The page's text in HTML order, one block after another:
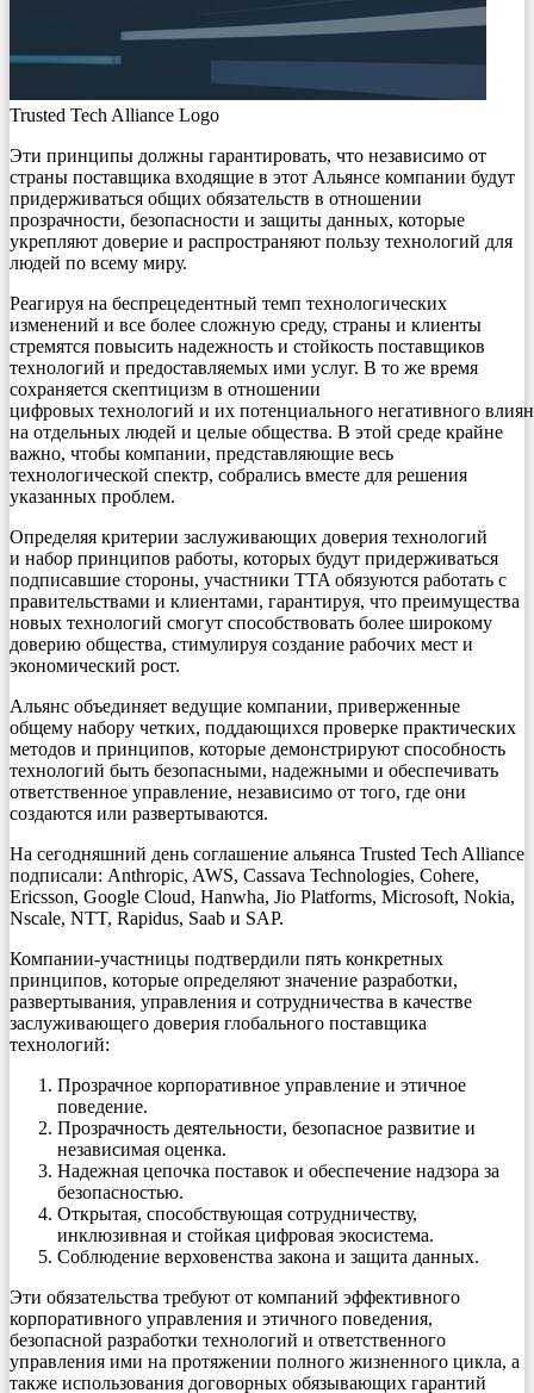
Trusted Tech Alliance Logo
Эти принципы должны гарантировать, что независимо от
страны поставщика входящие в этот Альянсе компании будут
придерживаться общих обязательств в отношении
прозрачности, безопасности и защиты данных, которые
укрепляют доверие и распространяют пользу технологий для
людей по всему миру.
Реагируя на беспрецедентный темп технологических
изменений и все более сложную среду, страны и клиенты
стремятся повысить надежность и стойкость поставщиков
технологий и предоставляемых ими услуг. В то же время
сохраняется скептицизм в отношении
цифровых технологий и их потенциального негативного
на отдельных людей и целые общества. В этой среде крайне
важно, чтобы компании, представляющие весь
технологической спектр, собрались вместе для решения
указанных проблем.
Определяя критерии заслуживающих доверия технологий
и набор принципов работы, которых будут придерживаться
подписавшие стороны, участники TTA обязуются работать с
правительствами и клиентами, гарантируя, что преимущества
новых технологий смогут способствовать более широкому
доверию общества, стимулируя создание рабочих мест и
экономический рост.
Альянс объединяет ведущие компании, приверженные
общему набору четких, поддающихся проверке практических
методов и принципов, которые демонстрируют способность
технологий быть безопасными, надежными и обеспечивать
ответственное управление, независимо от того, где они
создаются или развертываются.
На сегодняшний день соглашение альянса Trusted Tech Alliance
подписали: Anthropic, AWS, Cassava Technologies, Cohere,
Ericsson, Google Cloud, Hanwha, Jio Platforms, Microsoft, Nokia,
Nscale, NTT, Rapidus, Saab и SAP.
Компании-участницы подтвердили пять конкретных
принципов, которые определяют значение разработки,
развертывания, управления и сотрудничества в качестве
заслуживающего доверия глобального поставщика
технологий:
Прозрачное корпоративное управление и этичное
поведение.
Прозрачность деятельности, безопасное развитие и
независимая оценка.
Надежная цепочка поставок и обеспечение надзора за
безопасностью.
Открытая, способствующая сотрудничеству,
инклюзивная и стойкая цифровая экосистема.
Соблюдение верховенства закона и защита данных.
Эти обязательства требуют от компаний эффективного
корпоративного управления и этичного поведения,
безопасной разработки технологий и ответственного
управления ими на протяжении полного жизненного цикла, а
также использования договорных обязывающих гарантий